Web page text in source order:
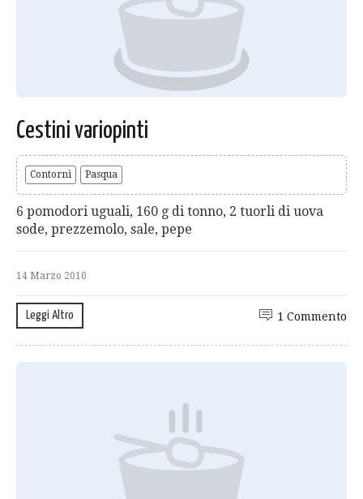
Cestini variopinti
Contorni Pasqua
6 pomodori uguali, 160 g di tonno, 2 tuorli di uova
sode, prezzemolo, sale, pepe
14 Marzo 2010
Leggi Altro 1 Commento